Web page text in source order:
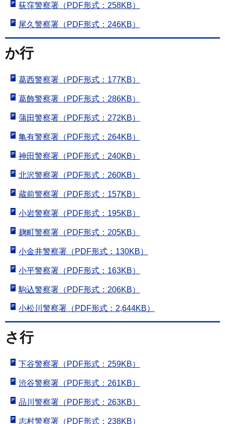
荻窪警察署（PDF形式：258KB）
尾久警察署（PDF形式：246KB）
か行
葛西警察署（PDF形式：177KB）
葛飾警察署（PDF形式：286KB）
蒲田警察署（PDF形式：272KB）
亀有警察署（PDF形式：264KB）
神田警察署（PDF形式：240KB）
北沢警察署（PDF形式：260KB）
蔵前警察署（PDF形式：157KB）
小岩警察署（PDF形式：195KB）
麹町警察署（PDF形式：205KB）
小金井警察署（PDF形式：130KB）
小平警察署（PDF形式：163KB）
駒込警察署（PDF形式：206KB）
小松川警察署（PDF形式：2,644KB）
さ行
下谷警察署（PDF形式：259KB）
渋谷警察署（PDF形式：261KB）
品川警察署（PDF形式：263KB）
志村警察署（PDF形式：238KB）